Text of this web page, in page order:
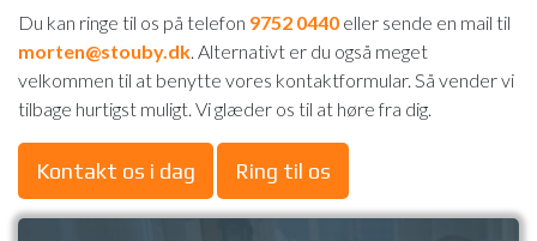
Du kan ringe til os på telefon 9752 0440 eller sende en mail til
morten@stouby.dk. Alternativt er du også meget
velkommen til at benytte vores kontaktformular. Så vender vi
tilbage hurtigst muligt. Vi glæder os til at høre fra dig.
Kontakt os i dag Ring til os